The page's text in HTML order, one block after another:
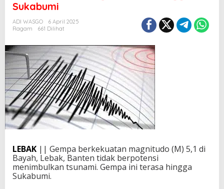
Sukabumi
ADI WASGO
6 April 2025
Ragam
661 Dilihat
LEBAK || Gempa berkekuatan magnitudo (M) 5,1 di
Bayah, Lebak, Banten tidak berpotensi
menimbulkan tsunami. Gempa ini terasa hingga
Sukabumi.